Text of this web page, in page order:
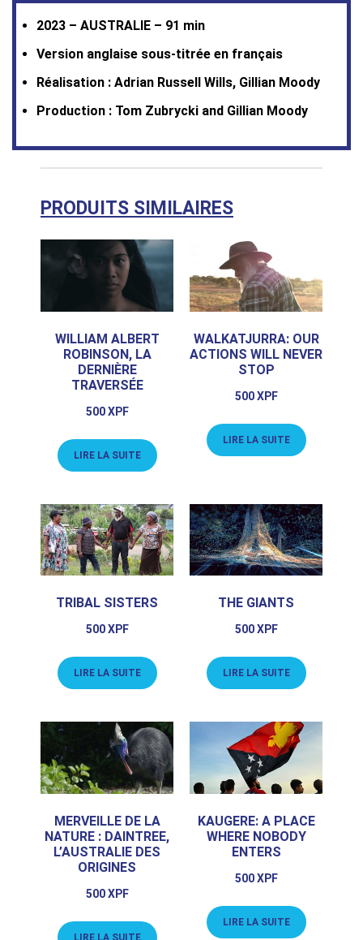
2023 – AUSTRALIE – 91 min
Version anglaise sous-titrée en français
Réalisation : Adrian Russell Wills, Gillian Moody
Production : Tom Zubrycki and Gillian Moody
PRODUITS SIMILAIRES
WILLIAM ALBERT
ROBINSON, LA
DERNIÈRE
TRAVERSÉE
500XPF
LIRE LA SUITE
WALKATJURRA: OUR
ACTIONS WILL NEVER
STOP
500XPF
LIRE LA SUITE
TRIBAL SISTERS
500XPF
LIRE LA SUITE
THE GIANTS
500XPF
LIRE LA SUITE
MERVEILLE DE LA
NATURE : DAINTREE,
L’AUSTRALIE DES
ORIGINES
500XPF
LIRE LA SUITE
KAUGERE: A PLACE
WHERE NOBODY
ENTERS
500XPF
LIRE LA SUITE